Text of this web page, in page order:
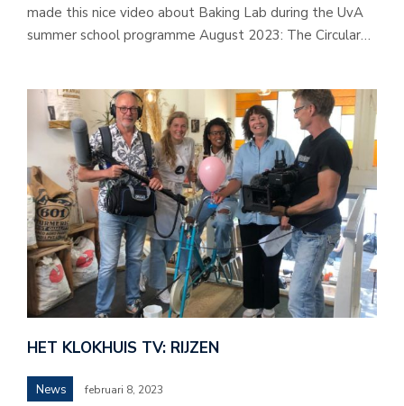
made this nice video about Baking Lab during the UvA
summer school programme August 2023: The Circular…
HET KLOKHUIS TV: RIJZEN
News februari 8, 2023